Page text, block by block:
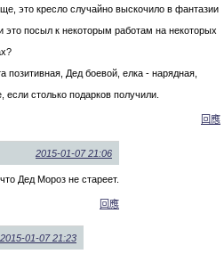
это кресло случайно выскочило в фантазии
это посыл к некоторым работам на некоторых
позитивная, Дед боевой, елка - нарядная,
если столько подарков получили.
回應
2015-01-07 21:06
Дед Мороз не стареет.
回應
2015-01-07 21:23